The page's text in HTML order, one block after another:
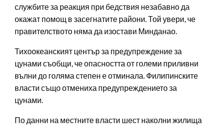
службите за реакция при бедствия незабавно да
окажат помощ в засегнатите райони. Той увери, че
правителството няма да изостави Минданао.
Тихоокеанският център за предупреждение за
цунами съобщи, че опасността от големи приливни
вълни до голяма степен е отминала. Филипинските
власти също отмениха предупреждението за
цунами.
По данни на местните власти шест наколни жилища